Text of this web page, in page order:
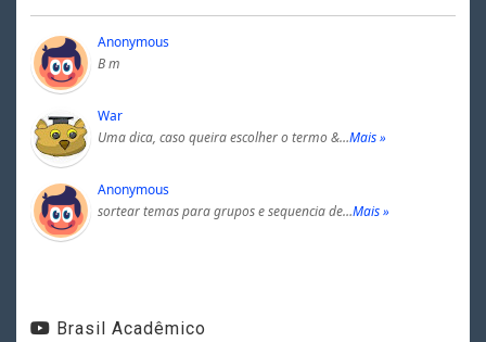
Anonymous
B m
War
Uma dica, caso queira escolher o termo &…Mais »
Anonymous
sortear temas para grupos e sequencia de…Mais »
Brasil Acadêmico